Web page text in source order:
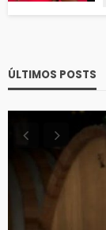
ÚLTIMOS POSTS